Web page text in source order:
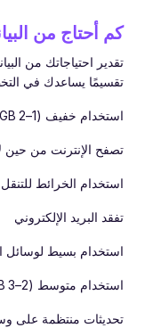
كم أحتاج من
تقدير احتياجاتك من
تقسيمًا يساعدك في
استخدام خفيف (1–2 GB في الأسبوع):
تصفح الإنترنت من حين
استخدام الخرائط للتنقل
تفقد البريد الإلكتروني
استخدام بسيط لوسائل
استخدام متوسط (2–3 GB في الأسبوع):
تحديثات منتظمة على